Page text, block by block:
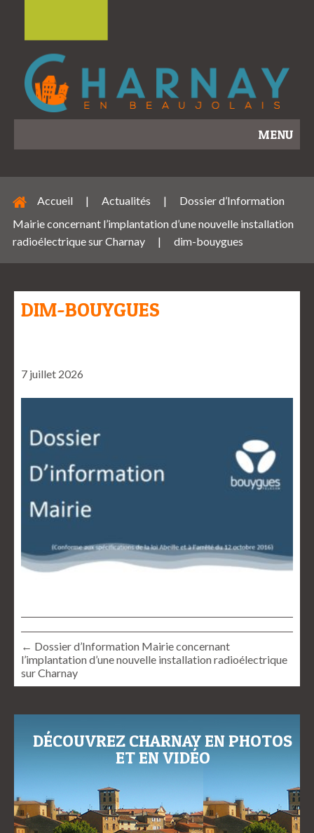
MENU
Accueil | Actualités |
Dossier d’Information
Mairie concernant l’implantation d’une nouvelle installation
radioélectrique sur Charnay
| dim-bouygues
DIM-BOUYGUES
7 juillet 2026
← Dossier d’Information Mairie concernant
l’implantation d’une nouvelle installation radioélectrique
sur Charnay
DÉCOUVREZ CHARNAY EN PHOTOS
ET EN VIDÉO